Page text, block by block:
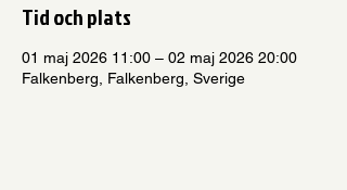
Tid och plats
01 maj 2026 11:00 – 02 maj 2026 20:00
Falkenberg, Falkenberg, Sverige